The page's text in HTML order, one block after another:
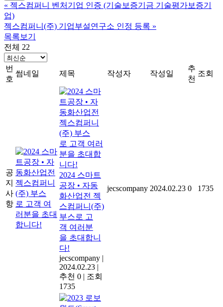
« 젝스컴퍼니 벤처기업 인증 (기술보증기금 기술평가보증기
업)
젝스컴퍼니(주) 기업부설연구소 인정 등록 »
목록보기
전체 22
번
호
썸네일 제목 작성자 작성일
추
천
조회
공
지
사
항
2024 스마트
공장 • 자동
화산업전 젝
스컴퍼니(주)
부스로 고
객 여러분
을 초대합니
다!
jecscompany |
2024.02.23 |
추천 0 | 조회
1735
jecscompany 2024.02.23 0 1735